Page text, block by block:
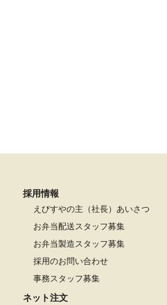
採用情報
えびすやの主（社長）あいさつ
お弁当配送スタッフ募集
お弁当製造スタッフ募集
採用のお問い合わせ
事務スタッフ募集
ネット注文